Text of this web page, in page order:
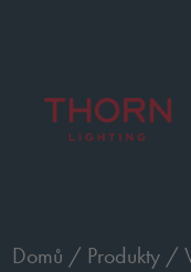
Domů / Produkty /